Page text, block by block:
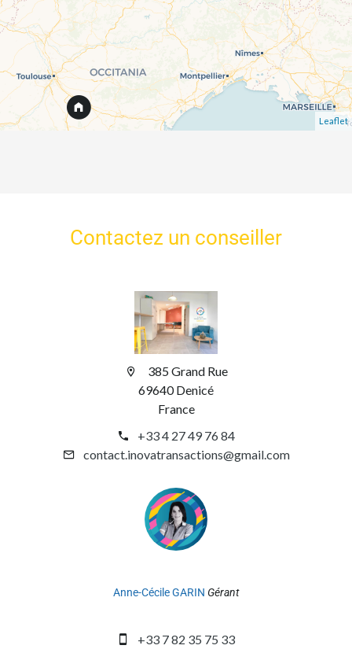
Leaflet
Contactez un conseiller
385 Grand Rue
69640 Denicé
France
+33 4 27 49 76 84
contact.inovatransactions@gmail.com
Anne-Cécile GARIN Gérant
+33 7 82 35 75 33